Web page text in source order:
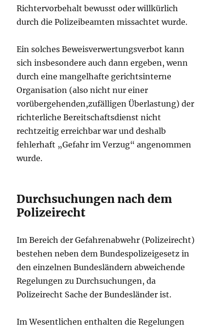
Richtervorbehalt bewusst oder willkürlich
durch die Polizeibeamten missachtet wurde.
Ein solches Beweisverwertungsverbot kann
sich insbesondere auch dann ergeben, wenn
durch eine mangelhafte gerichtsinterne
Organisation (also nicht nur einer
vorübergehenden,zufälligen Überlastung) der
richterliche Bereitschaftsdienst nicht
rechtzeitig erreichbar war und deshalb
fehlerhaft „Gefahr im Verzug“ angenommen
wurde.
Durchsuchungen nach dem
Polizeirecht
Im Bereich der Gefahrenabwehr (Polizeirecht)
bestehen neben dem Bundespolizeigesetz in
den einzelnen Bundesländern abweichende
Regelungen zu Durchsuchungen, da
Polizeirecht Sache der Bundesländer ist.
Im Wesentlichen enthalten die Regelungen